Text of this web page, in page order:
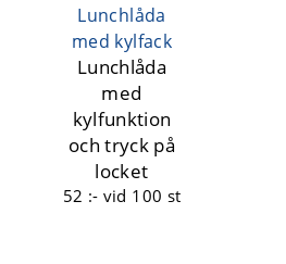
Lunchlåda
med kylfack
Lunchlåda
med
kylfunktion
och tryck på
locket
52 :- vid 100 st